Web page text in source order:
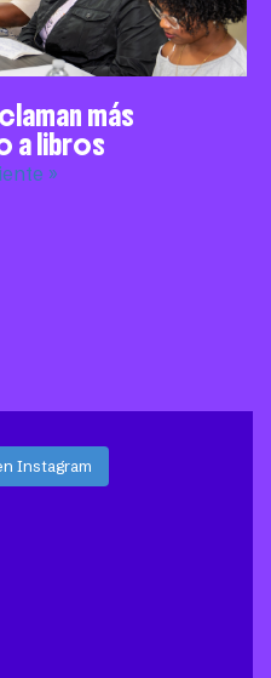
más
a libros
»
Instagram